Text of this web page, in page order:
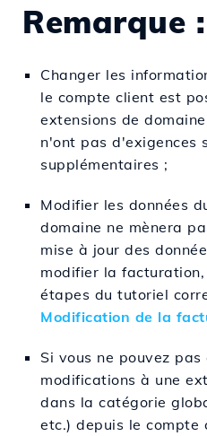
Remarque :
Changer les
le compte client est
extensions de
n'ont pas d'exigences
supplémentaires ;
Modifier les données
domaine ne mènera
mise à jour des
modifier la
étapes du tutoriel
Modification de la
Si vous ne pouvez
modifications à une
dans la catégorie
etc.) depuis le compte